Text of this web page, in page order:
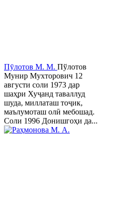
Пӯлотов М. М. Пўлотов
Мунир Мухторович 12
августи соли 1973 дар
шаҳри Хуҷанд таваллуд
шуда, миллаташ тоҷик,
маълумоташ олӣ мебошад.
Соли 1996 Донишгоҳи да...